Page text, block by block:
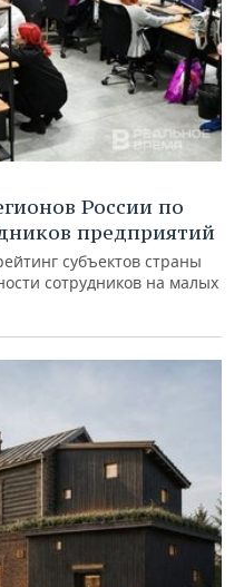
России по
предприятий
субъектов страны
сотрудников на малых